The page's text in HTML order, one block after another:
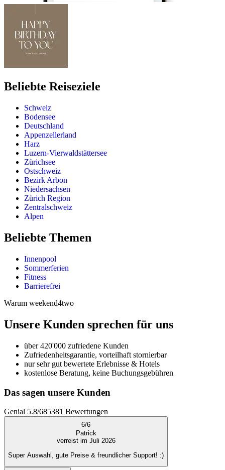
Beliebte Reiseziele
Schweiz
Bodensee
Deutschland
Appenzellerland
Harz
Luzern-Vierwaldstättersee
Zürichsee
Ostschweiz
Bezirk Arbon
Niedersachsen
Zürich Region
Zentralschweiz
Alpen
Beliebte Themen
Innenpool
Sommerferien
Fitness
Barrierefrei
Warum weekend4two
Unsere Kunden sprechen für uns
über 420'000 zufriedene Kunden
Zufriedenheitsgarantie, vorteilhaft stornierbar
nur sehr gut bewertete Erlebnisse & Hotels
kostenlose Beratung, keine Buchungsgebühren
Das sagen unsere Kunden
Genial 5.8/685381 Bewertungen
6/6
Patrick
verreist im Juli 2026
Super Auswahl, gute Preise & freundlicher Support! :)